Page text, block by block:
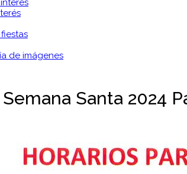
de imágenes
Santa 2024